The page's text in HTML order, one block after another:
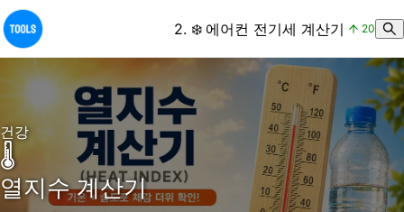
2. ❄️ 에어컨 전기세 계산기 20
건강
🌡️
열지수 계산기